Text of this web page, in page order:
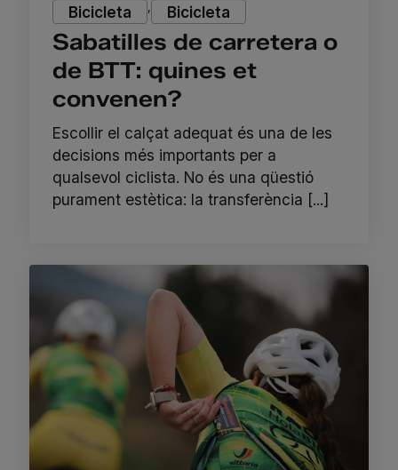
Sabatilles de carretera o
de BTT: quines et
convenen?
Bicicleta , Bicicleta
Escollir el calçat adequat és una de les
decisions més importants per a
qualsevol ciclista. No és una qüestió
purament estètica: la transferència [...]